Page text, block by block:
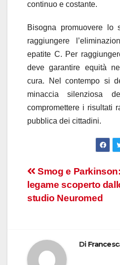
continuo e costante.
Bisogna promuovere lo
raggiungere
epatite C. Per
deve garantire equità
cura. Nel contempo si
minaccia silenziosa
compromettere i risultati
pubblica dei cittadini.
Navigazione
articoli
Smog e Parkinson:
legame scoperto
studio Neuromed
Di